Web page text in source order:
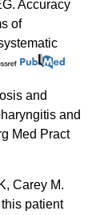
Accuracy
of
and
and
Med Pract
Carey M.
patient